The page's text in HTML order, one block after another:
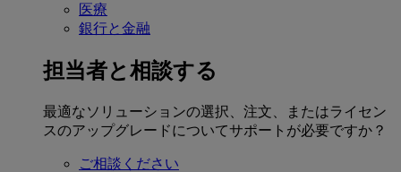
医療
銀行と金融
担当者と相談する
最適なソリューションの選択、注文、またはライセン
スのアップグレードについてサポートが必要ですか？
ご相談ください